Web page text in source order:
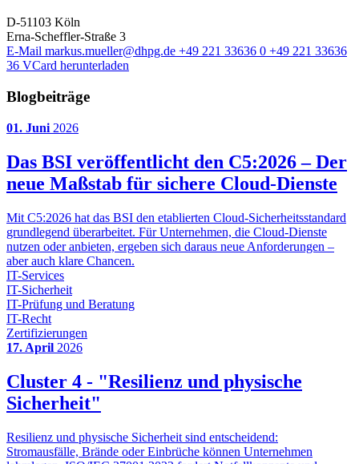
D-51103 Köln
Erna-Scheffler-Straße 3
E-Mail markus.mueller@dhpg.de +49 221 33636 0 +49 221 33636
36 VCard herunterladen
Blogbeiträge
01. Juni 2026
Das BSI veröffentlicht den C5:2026 – Der
neue Maßstab für sichere Cloud-Dienste
Mit C5:2026 hat das BSI den etablierten Cloud-Sicherheitsstandard
grundlegend überarbeitet. Für Unternehmen, die Cloud-Dienste
nutzen oder anbieten, ergeben sich daraus neue Anforderungen –
aber auch klare Chancen.
IT-Services
IT-Sicherheit
IT-Prüfung und Beratung
IT-Recht
Zertifizierungen
17. April 2026
Cluster 4 - "Resilienz und physische
Sicherheit"
Resilienz und physische Sicherheit sind entscheidend:
Stromausfälle, Brände oder Einbrüche können Unternehmen